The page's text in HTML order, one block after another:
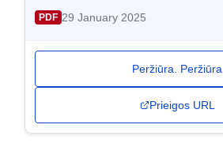
PDF 29 January 2025
Peržiūra. Peržiūra
Prieigos URL